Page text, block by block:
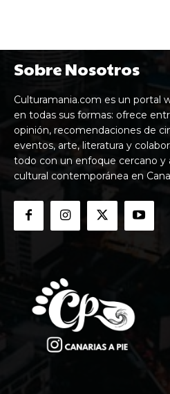
Sobre Nosotros
Culturamania.com es un portal
en todas sus formas: ofrece
opinión, recomendaciones de
eventos, arte, literatura y
todo con un enfoque cercano y
cultural contemporánea en